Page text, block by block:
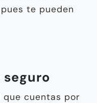
te pueden
seguro
que cuentas por